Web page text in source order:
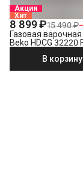
Акция
Хит
8 899 ₽15 490 ₽−
Газовая
Beko HDCG 32220
В корзину